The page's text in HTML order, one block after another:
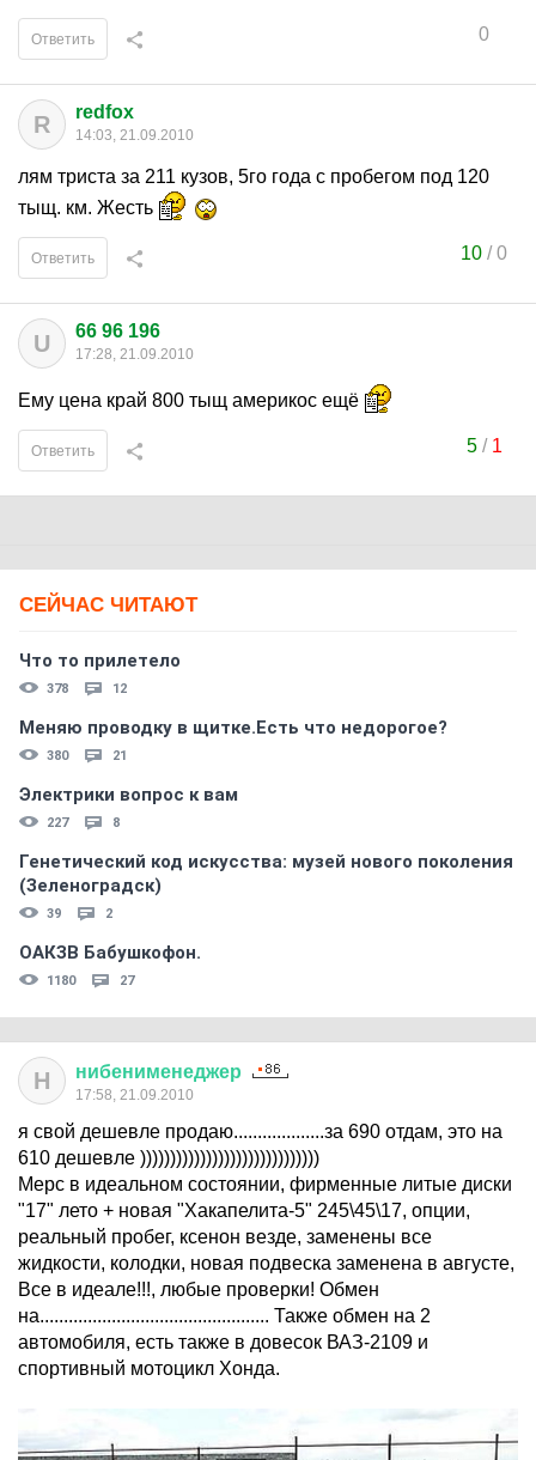
0
Ответить
R redfox
14:03, 21.09.2010
лям триста за 211 кузов, 5го года с пробегом под 120
тыщ. км. Жесть
10 /0
Ответить
U 66 96 196
17:28, 21.09.2010
Ему цена край 800 тыщ америкос ещё
5/ 1
Ответить
СЕЙЧАС ЧИТАЮТ
Что то прилетело
378 12
Меняю проводку в щитке.Есть что недорогое?
380 21
Электрики вопрос к вам
227 8
Генетический код искусства: музей нового поколения
(Зеленоградск)
39 2
ОАКЗВ Бабушкофон.
1180 27
Н нибенименеджер
17:58, 21.09.2010
я свой дешевле продаю...................за 690 отдам, это на
610 дешевле ))))))))))))))))))))))))))))))
Мерс в идеальном состоянии, фирменные литые диски
"17" лето + новая "Хакапелита-5" 245\45\17, опции,
реальный пробег, ксенон везде, заменены все
жидкости, колодки, новая подвеска заменена в августе,
Все в идеале!!!, любые проверки! Обмен
на................................................ Также обмен на 2
автомобиля, есть также в довесок ВАЗ-2109 и
спортивный мотоцикл Хонда.